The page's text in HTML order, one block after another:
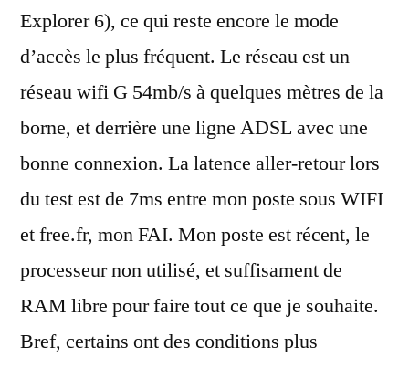
Explorer 6), ce qui reste encore le mode
d’accès le plus fréquent. Le réseau est un
réseau wifi G 54mb/s à quelques mètres de la
borne, et derrière une ligne ADSL avec une
bonne connexion. La latence aller-retour lors
du test est de 7ms entre mon poste sous WIFI
et free.fr, mon FAI. Mon poste est récent, le
processeur non utilisé, et suffisament de
RAM libre pour faire tout ce que je souhaite.
Bref, certains ont des conditions plus